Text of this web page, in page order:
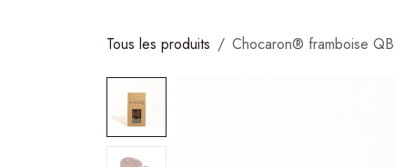
Tous les produits Chocaron® framboise QB